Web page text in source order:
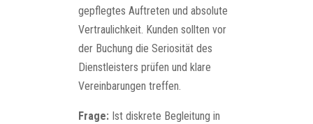
gepflegtes Auftreten und absolute
Vertraulichkeit. Kunden sollten vor
der Buchung die Seriosität des
Dienstleisters prüfen und klare
Vereinbarungen treffen.
Frage: Ist diskrete Begleitung in